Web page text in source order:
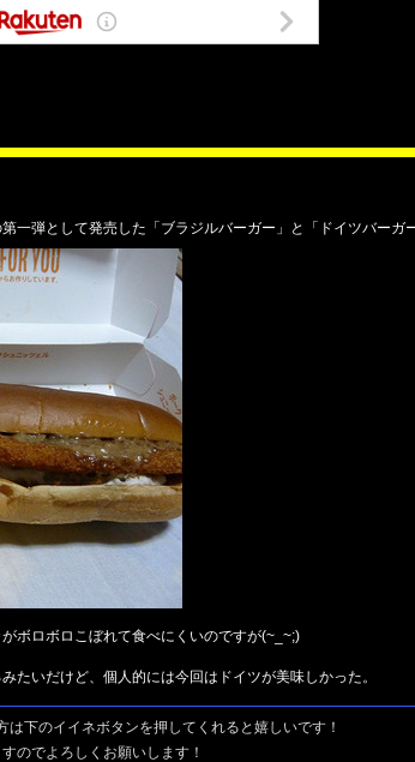
一弾として発売した「ブラジルバーガー」と「ドイツバーガー
ボロボロこぼれて食べにくいのですが(~_~;)
たいだけど、個人的には今回はドイツが美味しかった。
は下のイイネボタンを押してくれると嬉しいです！
のでよろしくお願いします！